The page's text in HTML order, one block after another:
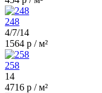
248
4/7/14
1564 р / м²
258
14
4716 р / м²